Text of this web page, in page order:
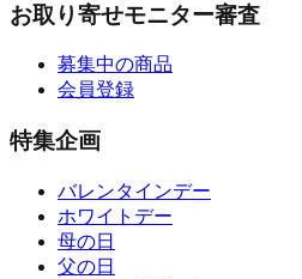
お取り寄せモニター審査
募集中の商品
会員登録
特集企画
バレンタインデー
ホワイトデー
母の日
父の日